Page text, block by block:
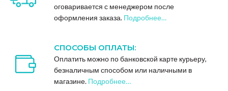
оговаривается с менеджером после
оформления заказа. Подробнее…
СПОСОБЫ ОПЛАТЫ:
Оплатить можно по банковской карте курьеру,
безналичным способом или наличными в
магазине. Подробнее…